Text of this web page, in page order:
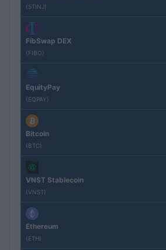
(STINJ)
FibSwap DEX
(FIBO)
EquityPay
(EQPAY)
Bitcoin
(BTC)
VNST Stablecoin
(VNST)
Ethereum
(ETH)